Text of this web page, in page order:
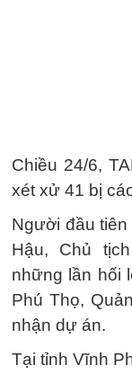
Chiều 24/6,
xét xử 41 bị
Người đầu tiên
Hậu, Chủ
những lần hối
Phú Thọ,
nhận dự án.
Tại tỉnh Vĩnh